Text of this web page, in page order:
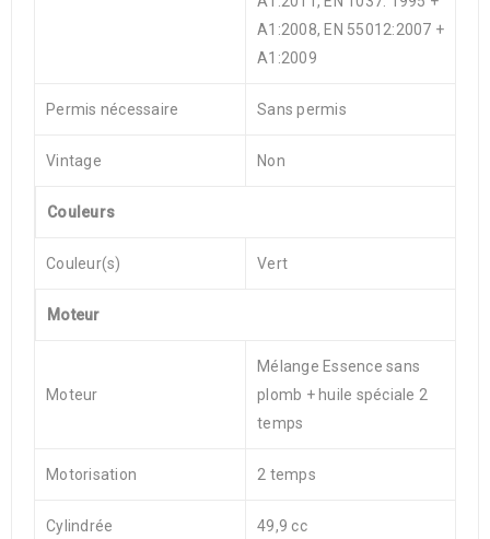
A1:2008, EN 55012:2007 +
A1:2009
Permis nécessaire Sans permis
Vintage Non
Couleurs
Couleur(s) Vert
Moteur
Moteur
Mélange Essence sans
plomb + huile spéciale 2
temps
Motorisation 2 temps
Cylindrée 49,9 cc